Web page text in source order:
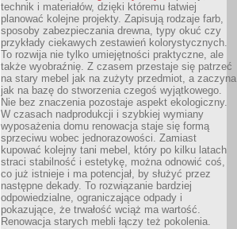
technik i materiałów, dzięki któremu łatwiej
planować kolejne projekty. Zapisują rodzaje farb,
sposoby zabezpieczania drewna, typy okuć czy
przykłady ciekawych zestawień kolorystycznych.
To rozwija nie tylko umiejętności praktyczne, ale
także wyobraźnię. Z czasem przestaje się patrzeć
na stary mebel jak na zużyty przedmiot, a zaczyna
jak na bazę do stworzenia czegoś wyjątkowego.
Nie bez znaczenia pozostaje aspekt ekologiczny.
W czasach nadprodukcji i szybkiej wymiany
wyposażenia domu renowacja staje się formą
sprzeciwu wobec jednorazowości. Zamiast
kupować kolejny tani mebel, który po kilku latach
straci stabilność i estetykę, można odnowić coś,
co już istnieje i ma potencjał, by służyć przez
następne dekady. To rozwiązanie bardziej
odpowiedzialne, ograniczające odpady i
pokazujące, że trwałość wciąż ma wartość.
Renowacja starych mebli łączy też pokolenia.